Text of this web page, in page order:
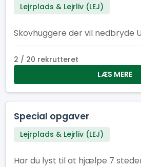
Lejrplads & Lejrliv (LEJ)
Skovhuggere der vil nedbryde
2 / 20 rekrutteret
LÆS MERE
Special opgaver
Lejrplads & Lejrliv (LEJ)
Har du lyst til at hjælpe 7